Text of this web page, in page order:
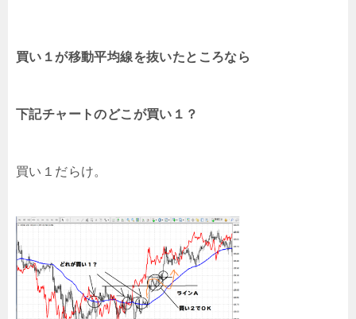
買い１が移動平均線を抜いたところなら
下記チャートのどこが買い１？
買い１だらけ。